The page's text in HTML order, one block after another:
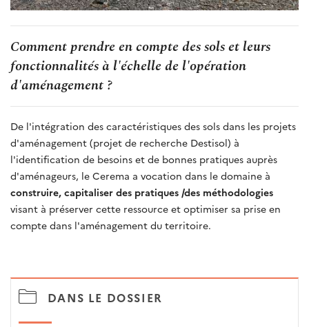
Comment prendre en compte des sols et leurs
fonctionnalités à l'échelle de l'opération
d'aménagement ?
De l'intégration des caractéristiques des sols dans les projets
d'aménagement (projet de recherche Destisol) à
l'identification de besoins et de bonnes pratiques auprès
d'aménageurs, le Cerema a vocation dans le domaine à
construire, capitaliser des pratiques /des méthodologies
visant à préserver cette ressource et optimiser sa prise en
compte dans l'aménagement du territoire.
DANS LE DOSSIER